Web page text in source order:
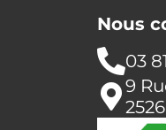
Nous
03
9